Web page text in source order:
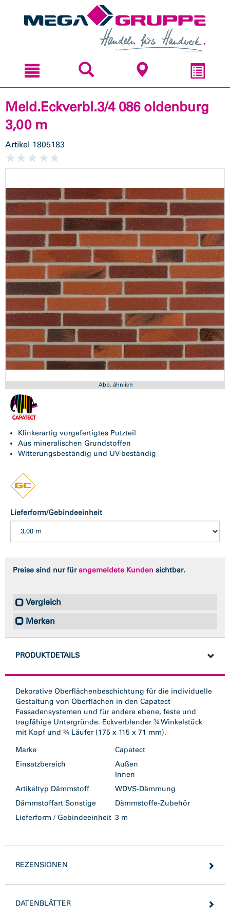
Meld.Eckverbl.3/4 086 oldenburg
3,00 m
Artikel 1805183
Abb. ähnlich
Klinkerartig vorgefertigtes Putzteil
Aus mineralischen Grundstoffen
Witterungsbeständig und UV-beständig
Lieferform/Gebindeeinheit
Preise sind nur fürangemeldete Kunden sichtbar.
Vergleich
Merken
PRODUKTDETAILS
Dekorative Oberflächenbeschichtung für die individuelle
Gestaltung von Oberflächen in den Capatect
Fassadensystemen und für andere ebene, feste und
tragfähige Untergründe. Eckverblender ¾ Winkelstück
mit Kopf und ¾ Läufer (175 x 115 x 71 mm).
Marke
Capatect
Einsatzbereich
Außen
Innen
Artikeltyp Dämmstoff
WDVS-Dämmung
Dämmstoffart Sonstige
Dämmstoffe-Zubehör
Lieferform / Gebindeeinheit 3 m
REZENSIONEN
DATENBLÄTTER